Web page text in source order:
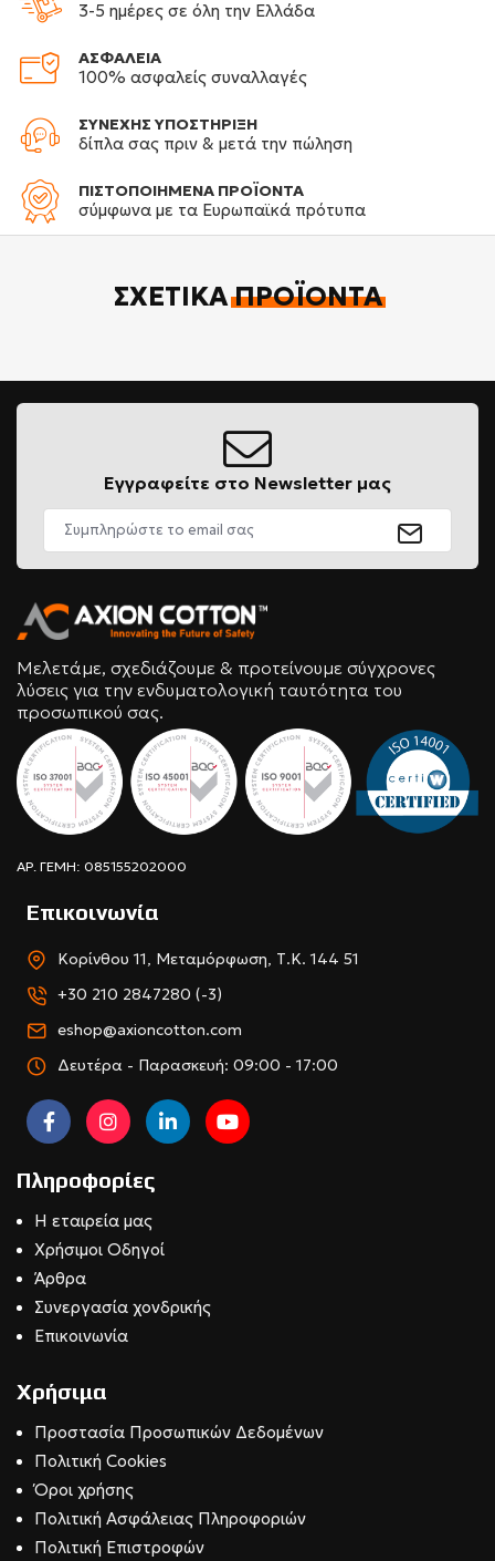
3-5 ημέρες σε όλη την Ελλάδα
ΑΣΦΑΛΕΙΑ
100% ασφαλείς συναλλαγές
ΣΥΝΕΧΗΣ ΥΠΟΣΤΗΡΙΞΗ
δίπλα σας πριν & μετά την πώληση
ΠΙΣΤΟΠΟΙΗΜΕΝΑ ΠΡΟΪΟΝΤΑ
σύμφωνα με τα Ευρωπαϊκά πρότυπα
ΣΧΕΤΙΚΆΠΡΟΪΌΝΤΑ
Εγγραφείτε στο Newsletter μας
Μελετάμε, σχεδιάζουμε & προτείνουμε σύγχρονες
λύσεις για την ενδυματολογική ταυτότητα του
προσωπικού σας.
ΑΡ. ΓΕΜΗ: 085155202000
Επικοινωνία
Κορίνθου 11, Μεταμόρφωση, Τ.Κ. 144 51
+30 210 2847280 (-3)
eshop@axioncotton.com
Δευτέρα - Παρασκευή: 09:00 - 17:00
Πληροφορίες
Η εταιρεία μας
Χρήσιμοι Οδηγοί
Άρθρα
Συνεργασία χονδρικής
Επικοινωνία
Χρήσιμα
Προστασία Προσωπικών Δεδομένων
Πολιτική Cookies
Όροι χρήσης
Πολιτική Ασφάλειας Πληροφοριών
Πολιτική Επιστροφών